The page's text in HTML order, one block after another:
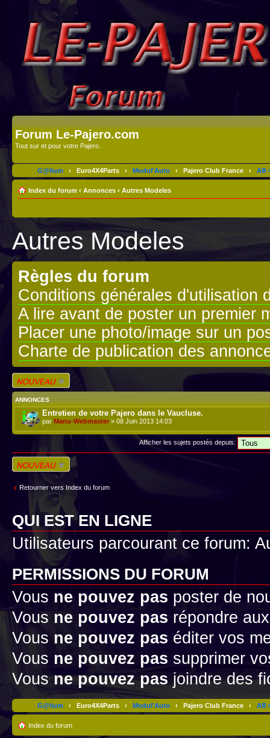
Forum Le-Pajero.com
Tout sur et pour votre Pajero.
G@lium ‹ Euro4X4Parts ‹ Modul'Auto ‹ Pajero Club France ‹ AB
Index du forum ‹ Annonces ‹ Autres Modeles
Autres Modeles
Règles du forum
Conditions générales d'utilisation
A lire avant de poster un premier
Placer une photo/image sur un
Charte de publication des
Écrire un nouveau
sujet
ANNONCES
Entretien de votre Pajero dans le Vaucluse.
par Manu-Webmaster » 08 Juin 2013 14:03
Afficher les sujets postés depuis:
Écrire un nouveau
sujet
Retourner vers Index du forum
QUI EST EN LIGNE
Utilisateurs parcourant ce forum:
PERMISSIONS DU FORUM
Vous ne pouvez pas poster de
Vous ne pouvez pas répondre
Vous ne pouvez pas éditer vos
Vous ne pouvez pas supprimer
Vousne pouvez pas joindre des
G@lium ‹ Euro4X4Parts ‹ Modul'Auto ‹ Pajero Club France ‹ AB
Index du forum